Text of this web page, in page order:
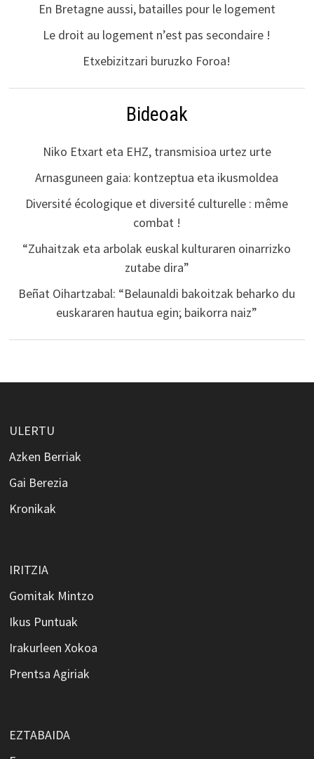
En Bretagne aussi, batailles pour le logement
Le droit au logement n’est pas secondaire !
Etxebizitzari buruzko Foroa!
Bideoak
Niko Etxart eta EHZ, transmisioa urtez urte
Arnasguneen gaia: kontzeptua eta ikusmoldea
Diversité écologique et diversité culturelle : même
combat !
“Zuhaitzak eta arbolak euskal kulturaren oinarrizko
zutabe dira”
Beñat Oihartzabal: “Belaunaldi bakoitzak beharko du
euskararen hautua egin; baikorra naiz”
ULERTU
Azken Berriak
Gai Berezia
Kronikak
IRITZIA
Gomitak Mintzo
Ikus Puntuak
Irakurleen Xokoa
Prentsa Agiriak
EZTABAIDA